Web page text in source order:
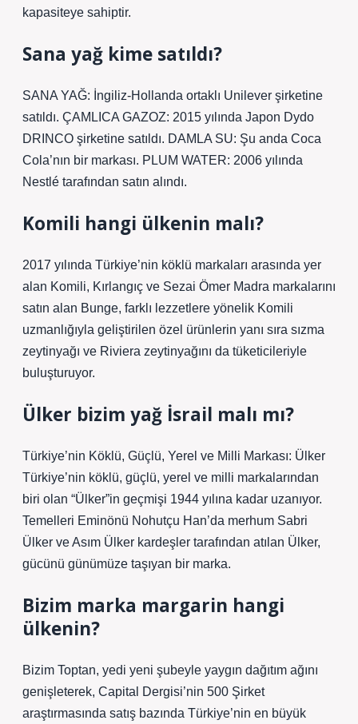
kapasiteye sahiptir.
Sana yağ kime satıldı?
SANA YAĞ: İngiliz-Hollanda ortaklı Unilever şirketine
satıldı. ÇAMLICA GAZOZ: 2015 yılında Japon Dydo
DRINCO şirketine satıldı. DAMLA SU: Şu anda Coca
Cola’nın bir markası. PLUM WATER: 2006 yılında
Nestlé tarafından satın alındı.
Komili hangi ülkenin malı?
2017 yılında Türkiye’nin köklü markaları arasında yer
alan Komili, Kırlangıç ​​​​​​ve Sezai Ömer Madra markalarını
satın alan Bunge, farklı lezzetlere yönelik Komili
uzmanlığıyla geliştirilen özel ürünlerin yanı sıra sızma
zeytinyağı ve Riviera zeytinyağını da tüketicileriyle
buluşturuyor.
Ülker bizim yağ İsrail malı mı?
Türkiye’nin Köklü, Güçlü, Yerel ve Milli Markası: Ülker
Türkiye’nin köklü, güçlü, yerel ve milli markalarından
biri olan “Ülker”in geçmişi 1944 yılına kadar uzanıyor.
Temelleri Eminönü Nohutçu Han’da merhum Sabri
Ülker ve Asım Ülker kardeşler tarafından atılan Ülker,
gücünü günümüze taşıyan bir marka.
Bizim marka margarin hangi
ülkenin?
Bizim Toptan, yedi yeni şubeyle yaygın dağıtım ağını
genişleterek, Capital Dergisi’nin 500 Şirket
araştırmasında satış bazında Türkiye’nin en büyük